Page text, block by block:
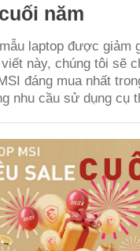
năm
laptop được giảm
này, chúng tôi sẽ
đáng mua nhất
nhu cầu sử dụng cụ